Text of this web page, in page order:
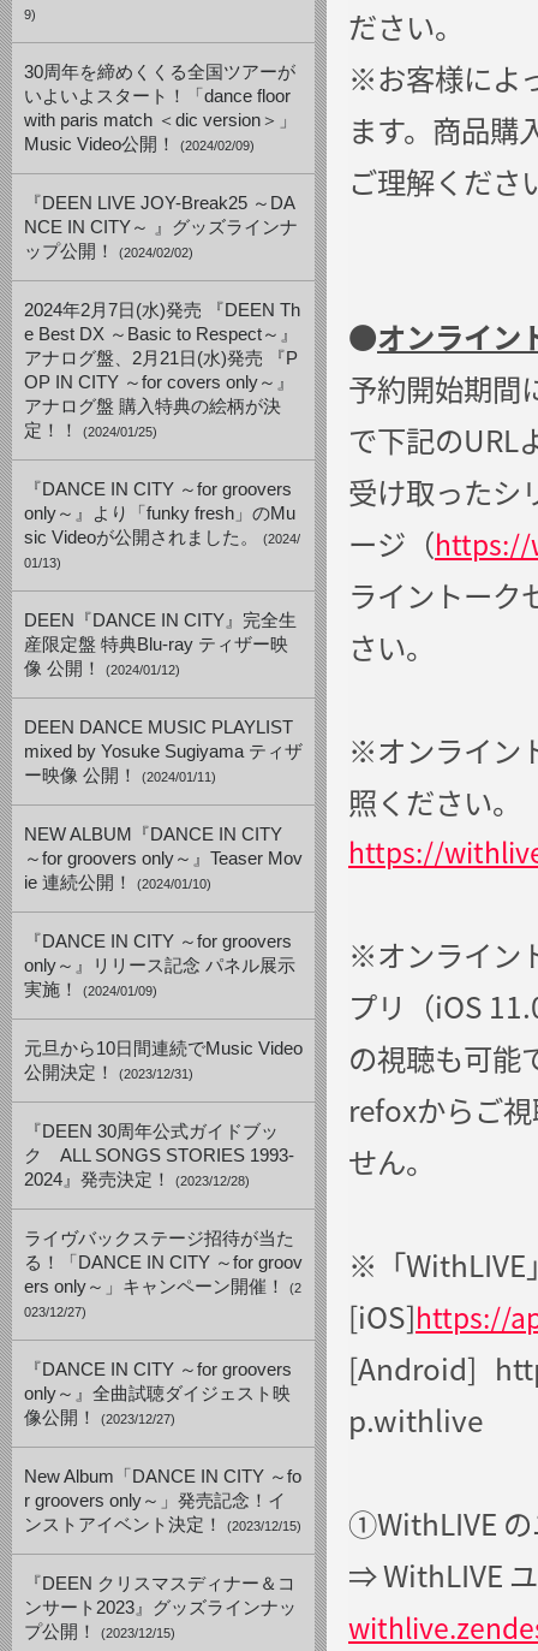
9)
30周年を締めくくる全国ツアーが
いよいよスタート！「dance floor
with paris match ＜dic version＞」
Music Video公開！
(2024/02/09)
『DEEN LIVE JOY-Break25 ～DA
NCE IN CITY～ 』グッズラインナ
ップ公開！
(2024/02/02)
2024年2月7日(水)発売 『DEEN Th
e Best DX ～Basic to Respect～』
アナログ盤、2月21日(水)発売 『P
OP IN CITY ～for covers only～』
アナログ盤 購入特典の絵柄が決
定！！
(2024/01/25)
『DANCE IN CITY ～for groovers
only～』より「funky fresh」のMu
sic Videoが公開されました。
(2024/
01/13)
DEEN『DANCE IN CITY』完全生
産限定盤 特典Blu-ray ティザー映
像 公開！
(2024/01/12)
DEEN DANCE MUSIC PLAYLIST
mixed by Yosuke Sugiyama ティザ
ー映像 公開！
(2024/01/11)
NEW ALBUM『DANCE IN CITY
～for groovers only～』Teaser Mov
ie 連続公開！
(2024/01/10)
『DANCE IN CITY ～for groovers
only～』リリース記念 パネル展示
実施！
(2024/01/09)
元旦から10日間連続でMusic Video
公開決定！
(2023/12/31)
『DEEN 30周年公式ガイドブッ
ク ALL SONGS STORIES 1993-
2024』発売決定！
(2023/12/28)
ライヴバックステージ招待が当た
る！「DANCE IN CITY ～for groov
ers only～」キャンペーン開催！
(2
023/12/27)
『DANCE IN CITY ～for groovers
only～』全曲試聴ダイジェスト映
像公開！
(2023/12/27)
New Album「DANCE IN CITY ～fo
r groovers only～」発売記念！イ
ンストアイベント決定！
(2023/12/15)
『DEEN クリスマスディナー＆コ
ンサート2023』グッズラインナッ
プ公開！
(2023/12/15)
ださい。
※お客様によ
ます。商品購
ご理解くださ
●オンライン
予約開始期間
で下記のURL
受け取ったシ
ージ（https://
ライントーク
さい。
※オンライン
照ください。
https://
※オンライン
プリ（iOS
の視聴も可
refoxからご
せん。
※「WithLIVE
[iOS]https://
[Android]
p.withlive
①WithLIVE の
⇒ WithLIVE